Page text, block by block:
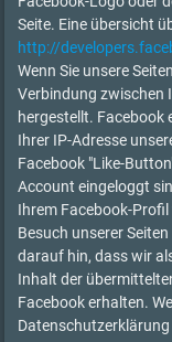
Seite. Eine übersicht
http://
Wenn Sie unsere
Verbindung zwischen
hergestellt. Facebook
Ihrer IP-Adresse
Facebook "Like-
Account eingeloggt
Ihrem Facebook-
Besuch unserer
darauf hin, dass wir
Inhalt der
Facebook erhalten.